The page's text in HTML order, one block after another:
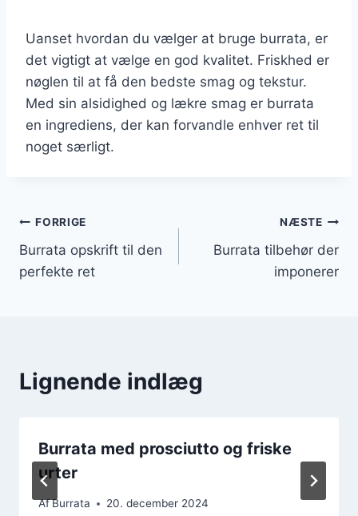
Uanset hvordan du vælger at bruge burrata, er
det vigtigt at vælge en god kvalitet. Friskhed er
nøglen til at få den bedste smag og tekstur.
Med sin alsidighed og lækre smag er burrata
en ingrediens, der kan forvandle enhver ret til
noget særligt.
Indlægsnavigation
FORRIGE
Burrata opskrift til den
perfekte ret
NÆSTE
Burrata tilbehør der
imponerer
Lignende indlæg
Burrata med prosciutto og friske
urter
AfBurrata 20. december 2024